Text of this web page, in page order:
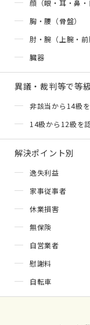
顔（眼・耳・鼻・
胸・腰（骨盤）
肘・腕（上腕・前
臓器
異議・裁判等で等
非該当から14級
14級から12級を
解決ポイント別
逸失利益
家事従事者
休業損害
無保険
自営業者
慰謝料
自転車